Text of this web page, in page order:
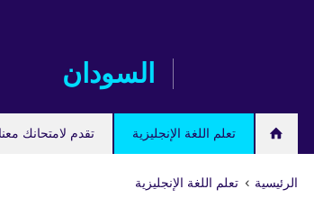
السودان
تعلم اللغة الإنجليزية تقدم لامتحانك معنا
الرئيسية تعلم اللغة الإنجليزية